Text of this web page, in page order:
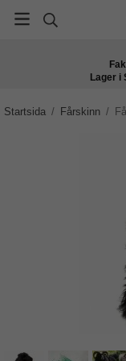
Lager i
Startsida / Fårskinn /